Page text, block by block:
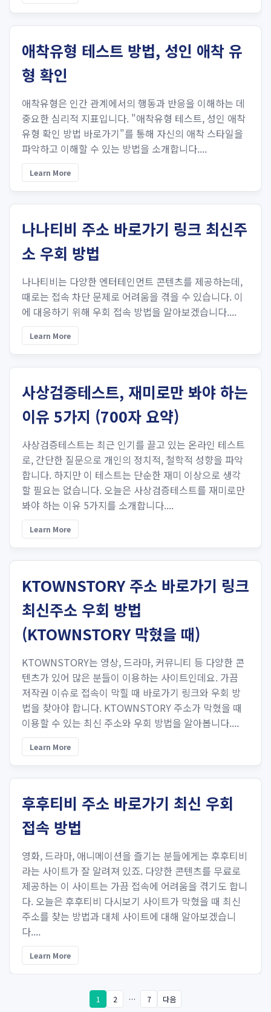
애착유형 테스트 방법, 성인 애착 유
형 확인
애착유형은 인간 관계에서의 행동과 반응을 이해하는 데
중요한 심리적 지표입니다. "애착유형 테스트, 성인 애착
유형 확인 방법 바로가기"를 통해 자신의 애착 스타일을
파악하고 이해할 수 있는 방법을 소개합니다....
Learn More
나나티비 주소 바로가기 링크 최신주
소 우회 방법
나나티비는 다양한 엔터테인먼트 콘텐츠를 제공하는데,
때로는 접속 차단 문제로 어려움을 겪을 수 있습니다. 이
에 대응하기 위해 우회 접속 방법을 알아보겠습니다....
Learn More
사상검증테스트, 재미로만 봐야 하는
이유 5가지 (700자 요약)
사상검증테스트는 최근 인기를 끌고 있는 온라인 테스트
로, 간단한 질문으로 개인의 정치적, 철학적 성향을 파악
합니다. 하지만 이 테스트는 단순한 재미 이상으로 생각
할 필요는 없습니다. 오늘은 사상검증테스트를 재미로만
봐야 하는 이유 5가지를 소개합니다....
Learn More
KTOWNSTORY 주소 바로가기 링크
최신주소 우회 방법
(KTOWNSTORY 막혔을 때)
KTOWNSTORY는 영상, 드라마, 커뮤니티 등 다양한 콘
텐츠가 있어 많은 분들이 이용하는 사이트인데요. 가끔
저작권 이슈로 접속이 막힐 때 바로가기 링크와 우회 방
법을 찾아야 합니다. KTOWNSTORY 주소가 막혔을 때
이용할 수 있는 최신 주소와 우회 방법을 알아봅니다....
Learn More
후후티비 주소 바로가기 최신 우회
접속 방법
영화, 드라마, 애니메이션을 즐기는 분들에게는 후후티비
라는 사이트가 잘 알려져 있죠. 다양한 콘텐츠를 무료로
제공하는 이 사이트는 가끔 접속에 어려움을 겪기도 합니
다. 오늘은 후후티비 다시보기 사이트가 막혔을 때 최신
주소를 찾는 방법과 대체 사이트에 대해 알아보겠습니
다....
Learn More
1 2 … 7 다음